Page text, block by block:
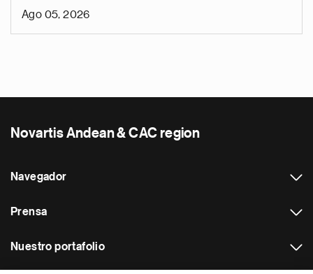
Ago 05, 2026
Novartis Andean & CAC region
Navegador
Prensa
Nuestro portafolio